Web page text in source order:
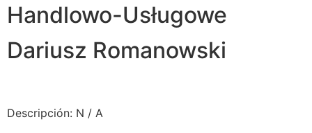
Handlowo-Usługowe
Dariusz Romanowski
Descripción: N / A